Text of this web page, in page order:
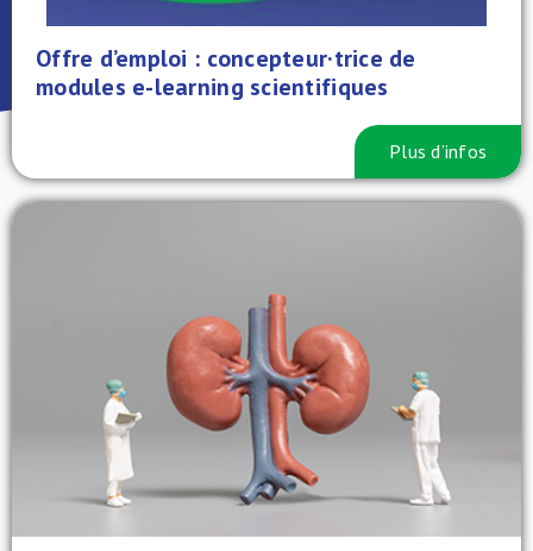
À propos de nous
Offre d’emploi : concepteur·trice de
modules e-learning scientifiques
Plus d’infos